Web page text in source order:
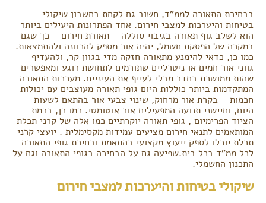
בבחירת התאורה לממ"ד, חשוב גם לקחת בחשבון שיקולי
בטיחות והיערכות למצבי חירום. אחד הפתרונות היעילים ביותר
הוא לשלב גוף תאורה בגיבוי סוללה – תאורת חירום – כך שגם
במקרה של הפסקת חשמל, יהיה אור מספק להכוונה ולהתמצאות.
כמו כן, כדאי להימנע מתאורה חזקה מדי בגוון קר, ולהעדיף
גווני אור חמים או ניטרליים שתורמים לתחושת רוגע ומאפשרים
שהות ממושכת בחדר מבלי לעייף את העיניים. מערכות התאורה
המתקדמות ביותר כוללות היום גופי תאורה מעוצבים עם יכולות
חכמות – בקרת אור מרחוק, שינוי צבעי אור בהתאם לשעות
היום, וחיישני תנועה המפעילים אור אוטומטי. כמו כן, ברמת
הציוד הפרימיום , גופי תאורה יוקרתיים כמו אלה של קרני תכלת
המותאמים לתנאי חירום מציעים עמידות מקסימלית . יועצי קרני
תכלת יוכלו לספק ייעוץ מקצועי בהתאמת ובחירת גופי התאורה
לכל ממ"ד בכל בית.שפיעה גם על הבחירה בגופי התאורה וגם על
התכנון החשמלי.
שיקולי בטיחות והיערכות למצבי חירום